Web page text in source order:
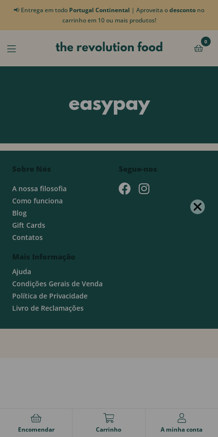
📢 Entrega em todo Portugal Continental | Aproveita odesconto no
carrinho em 10 ou mais produtos!
0
easypay
Sobre Nós
A nossa filosofia
Como funciona
Blog
Gift Cards
Contatos
Mais Informação
Ajuda
Condições Gerais de Venda
Política de Privacidade
Livro de Reclamações
Segue-nos
Encomendar Carrinho A minha conta